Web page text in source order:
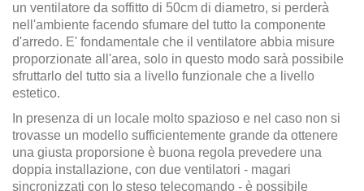
un ventilatore da soffitto di 50cm di diametro, si perderà
nell'ambiente facendo sfumare del tutto la componente
d'arredo. E' fondamentale che il ventilatore abbia misure
proporzionate all'area, solo in questo modo sarà possibile
sfruttarlo del tutto sia a livello funzionale che a livello
estetico.
In presenza di un locale molto spazioso e nel caso non si
trovasse un modello sufficientemente grande da ottenere
una giusta proporsione è buona regola prevedere una
doppia installazione, con due ventilatori - magari
sincronizzati con lo steso telecomando - è possibile